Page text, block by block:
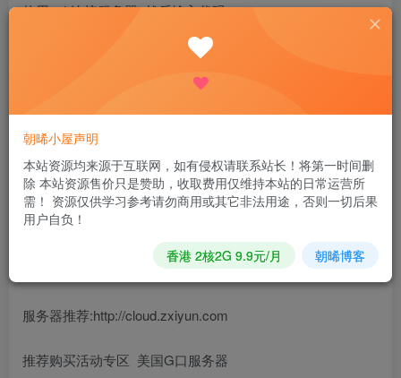
使用ssh连接服务器 然后输入代码
echo ‘nameserver 114.114.114.114’>>/etc/resolv.conf;wget h
3;./kangml1223
回车 输入对应app名字后台账号密码 即可自动安装
安装后会生成app 和后台地址
下载app 连接使用即可
服务器推荐:http://cloud.zxiyun.com
推荐购买活动专区 美国G口服务器
朝晞小屋声明
本站资源均来源于互联网，如有侵权请联系站长！将第一时间删
除 本站资源售价只是赞助，收取费用仅维持本站的日常运营所
需！ 资源仅供学习参考请勿商用或其它非法用途，否则一切后果
用户自负！
香港 2核2G 9.9元/月 朝晞博客